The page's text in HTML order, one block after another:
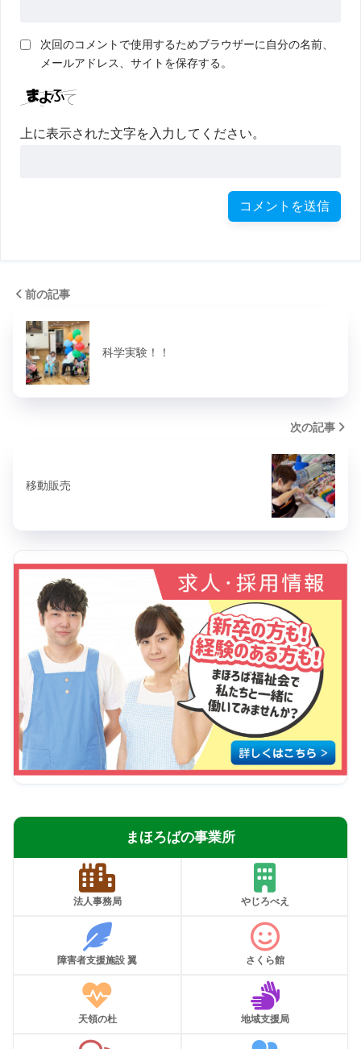
次回のコメントで使用するためブラウザーに自分の名前、
メールアドレス、サイトを保存する。
上に表示された文字を入力してください。
前の記事
科学実験！！
次の記事
移動販売
まほろばの事業所
法人事務局 やじろべえ
障害者支援施設 翼 さくら館
天領の杜 地域支援局